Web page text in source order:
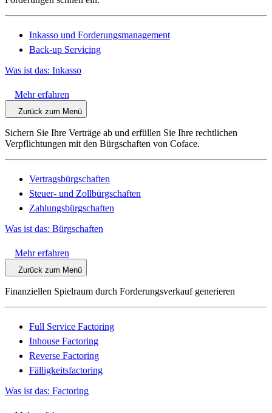
Inkasso und Forderungsmanagement
Back-up Servicing
Was ist das: Inkasso
Mehr erfahren
Zurück zum Menü
Sichern Sie Ihre Verträge ab und erfüllen Sie Ihre rechtlichen
Verpflichtungen mit den Bürgschaften von Coface.
Vertragsbürgschaften
Steuer- und Zollbürgschaften
Zahlungsbürgschaften
Was ist das: Bürgschaften
Mehr erfahren
Zurück zum Menü
Finanziellen Spielraum durch Forderungsverkauf generieren
Full Service Factoring
Inhouse Factoring
Reverse Factoring
Fälligkeitsfactoring
Was ist das: Factoring